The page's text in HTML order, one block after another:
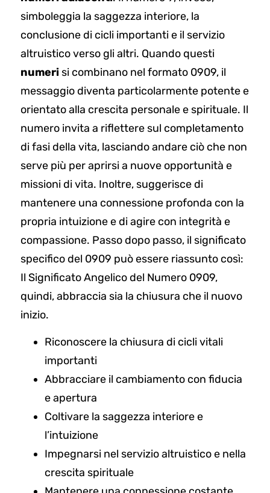
simboleggia la saggezza interiore, la
conclusione di cicli importanti e il servizio
altruistico verso gli altri. Quando questi
numeri si combinano nel formato 0909, il
messaggio diventa particolarmente potente e
orientato alla crescita personale e spirituale. Il
numero invita a riflettere sul completamento
di fasi della vita, lasciando andare ciò che non
serve più per aprirsi a nuove opportunità e
missioni di vita. Inoltre, suggerisce di
mantenere una connessione profonda con la
propria intuizione e di agire con integrità e
compassione. Passo dopo passo, il significato
specifico del 0909 può essere riassunto così:
Il Significato Angelico del Numero 0909,
quindi, abbraccia sia la chiusura che il nuovo
inizio.
Riconoscere la chiusura di cicli vitali
importanti
Abbracciare il cambiamento con fiducia
e apertura
Coltivare la saggezza interiore e
l’intuizione
Impegnarsi nel servizio altruistico e nella
crescita spirituale